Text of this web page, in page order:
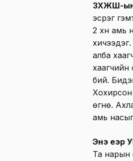
ЗХЖШ-ын
эсрэг
2 хүн амь
хичээдэг.
алба
хаагчийн
бий.
Хохирсон
өгнө.
амь
Энэ үеэр
Та нарын